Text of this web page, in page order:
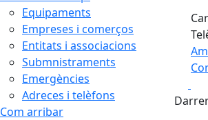
Equipaments
Empreses i comerços
Entitats i associacions
Submnistraments
Emergències
Adreces i telèfons
Com arribar
+